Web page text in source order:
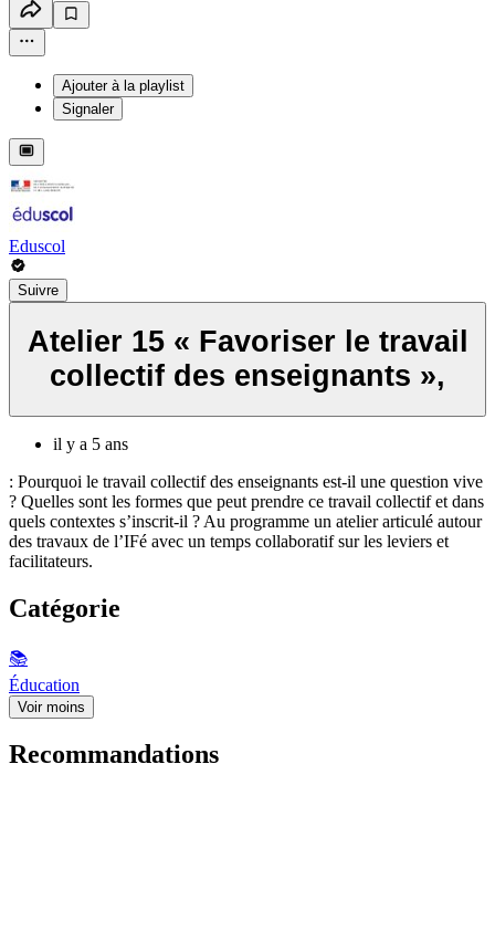
Ajouter à la playlist
Signaler
Eduscol
Suivre
Atelier 15 « Favoriser le travail
collectif des enseignants »,
il y a 5 ans
: Pourquoi le travail collectif des enseignants est-il une question vive
? Quelles sont les formes que peut prendre ce travail collectif et dans
quels contextes s’inscrit-il ? Au programme un atelier articulé autour
des travaux de l’IFé avec un temps collaboratif sur les leviers et
facilitateurs.
Catégorie
📚
Éducation
Voir moins
Recommandations